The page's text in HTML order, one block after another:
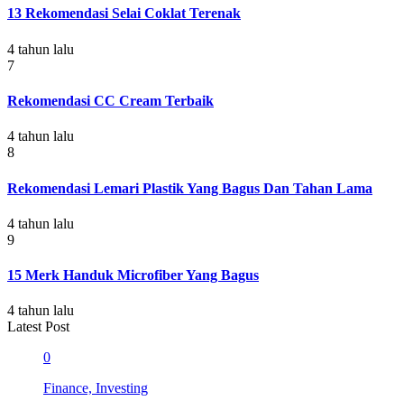
13 Rekomendasi Selai Coklat Terenak
4 tahun lalu
7
Rekomendasi CC Cream Terbaik
4 tahun lalu
8
Rekomendasi Lemari Plastik Yang Bagus Dan Tahan Lama
4 tahun lalu
9
15 Merk Handuk Microfiber Yang Bagus
4 tahun lalu
Latest Post
0
Finance, Investing